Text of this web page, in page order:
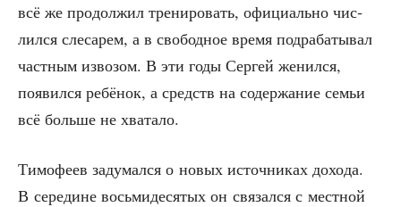
всё же про­дол­жил тре­ни­ро­вать, офи­ци­аль­но чис­
лил­ся сле­са­рем, а в сво­бод­ное вре­мя под­ра­ба­ты­вал
част­ным изво­зом. В эти годы Сер­гей женил­ся,
появил­ся ребё­нок, а средств на содер­жа­ние семьи
всё боль­ше не хватало.
Тимо­фе­ев заду­мал­ся о новых источ­ни­ках дохо­да.
В сере­дине вось­ми­де­ся­тых он свя­зал­ся с мест­ной